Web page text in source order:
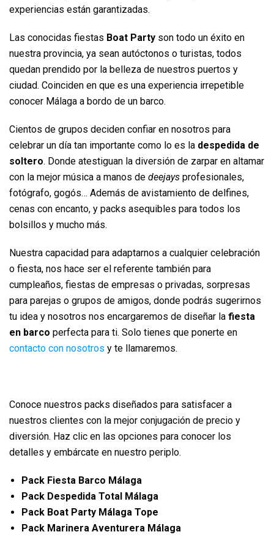
experiencias están garantizadas.
Las conocidas fiestas Boat Party son todo un éxito en
nuestra provincia, ya sean autóctonos o turistas, todos
quedan prendido por la belleza de nuestros puertos y
ciudad. Coinciden en que es una experiencia irrepetible
conocer Málaga a bordo de un barco.
Cientos de grupos deciden confiar en nosotros para
celebrar un día tan importante como lo es la despedida de
soltero. Donde atestiguan la diversión de zarpar en altamar
con la mejor música a manos de deejays profesionales,
fotógrafo, gogós… Además de avistamiento de delfines,
cenas con encanto, y packs asequibles para todos los
bolsillos y mucho más.
Nuestra capacidad para adaptarnos a cualquier celebración
o fiesta, nos hace ser el referente también para
cumpleaños, fiestas de empresas o privadas, sorpresas
para parejas o grupos de amigos, donde podrás sugerirnos
tu idea y nosotros nos encargaremos de diseñar la fiesta
en barco perfecta para ti. Solo tienes que ponerte en
contacto con nosotros y te llamaremos.
Conoce nuestros packs diseñados para satisfacer a
nuestros clientes con la mejor conjugación de precio y
diversión. Haz clic en las opciones para conocer los
detalles y embárcate en nuestro periplo.
Pack Fiesta Barco Málaga
Pack Despedida Total Málaga
Pack Boat Party Málaga Tope
Pack Marinera Aventurera Málaga